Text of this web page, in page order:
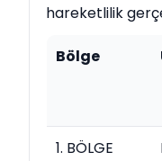
hareketlilik
Bölge
1. BÖLGE